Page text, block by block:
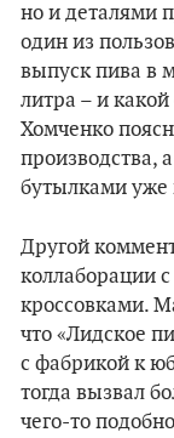
но и деталями
один из
выпуск пива в
литра – и какой
Хомченко
производства,
бутылками уже
Другой
коллаборации
кроссовками.
что «Лидское
с фабрикой к
тогда вызвал
чего-то